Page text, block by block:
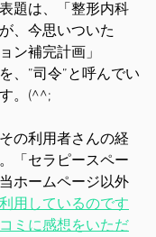
題は、「整形内科
、今思いついた
ン補完計画」
、”司令”と呼んでい
。(^^;
の利用者さんの経
「セラピースペー
ホームページ以外
用しているのです
ミに感想をいただ